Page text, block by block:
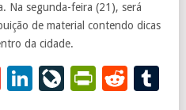
Na segunda-feira (21), será
de material contendo dicas
da cidade.
GmailLinkedIn